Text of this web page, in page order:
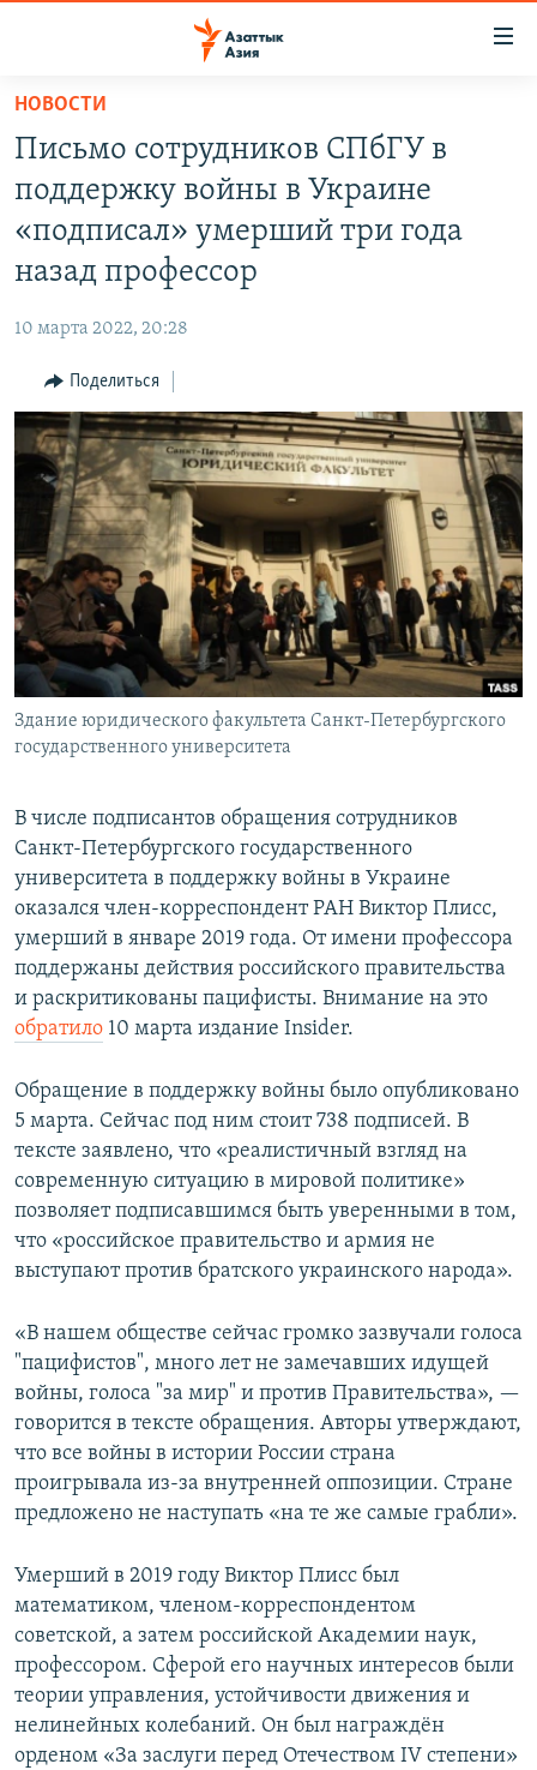
Вернуться
основному
содержанию
главной
Вернутся
поиску
ВОЙНА В УКРАИНЕ
НА ДРУГИХ ЯЗЫКАХ
КЫРГЫЗЧА
ЎЗБЕКЧА
ТОҶИКӢ
TÜRKMENÇE
ПОДПИШИТЕСЬ НА НАС В СОЦСЕТЯХ
Все сайты РСЕ/РС
НОВОСТИ
Письмо сотрудников СПбГУ в
поддержку войны в Украине
«подписал» умерший три года
назад профессор
10 марта 2022, 20:28
Поделиться
Здание юридического факультета Санкт-Петербургского
государственного университета
В числе подписантов обращения сотрудников
Санкт-Петербургского государственного
университета в поддержку войны в Украине
оказался член-корреспондент РАН Виктор Плисс,
умерший в январе 2019 года. От имени профессора
поддержаны действия российского правительства
и раскритикованы пацифисты. Внимание на это
обратило 10 марта издание Insider.
Обращение в поддержку войны было опубликовано
5 марта. Сейчас под ним стоит 738 подписей. В
тексте заявлено, что «реалистичный взгляд на
современную ситуацию в мировой политике»
позволяет подписавшимся быть уверенными в том,
что «российское правительство и армия не
выступают против братского украинского народа».
«В нашем обществе сейчас громко зазвучали голоса
"пацифистов", много лет не замечавших идущей
войны, голоса "за мир" и против Правительства», —
говорится в тексте обращения. Авторы утверждают,
что все войны в истории России страна
проигрывала из-за внутренней оппозиции. Стране
предложено не наступать «на те же самые грабли».
Умерший в 2019 году Виктор Плисс был
математиком, членом-корреспондентом
советской, а затем российской Академии наук,
профессором. Сферой его научных интересов были
теории управления, устойчивости движения и
нелинейных колебаний. Он был награждён
орденом «За заслуги перед Отечеством IV степени»